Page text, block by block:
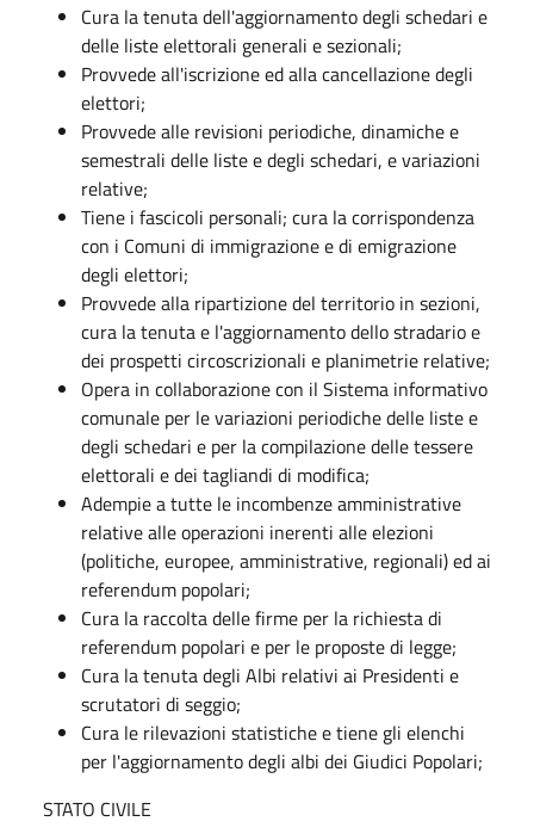
Cura la tenuta dell'aggiornamento degli schedari e
delle liste elettorali generali e sezionali;
Provvede all'iscrizione ed alla cancellazione degli
elettori;
Provvede alle revisioni periodiche, dinamiche e
semestrali delle liste e degli schedari, e variazioni
relative;
Tiene i fascicoli personali; cura la corrispondenza
con i Comuni di immigrazione e di emigrazione
degli elettori;
Provvede alla ripartizione del territorio in sezioni,
cura la tenuta e l'aggiornamento dello stradario e
dei prospetti circoscrizionali e planimetrie relative;
Opera in collaborazione con il Sistema informativo
comunale per le variazioni periodiche delle liste e
degli schedari e per la compilazione delle tessere
elettorali e dei tagliandi di modifica;
Adempie a tutte le incombenze amministrative
relative alle operazioni inerenti alle elezioni
(politiche, europee, amministrative, regionali) ed ai
referendum popolari;
Cura la raccolta delle firme per la richiesta di
referendum popolari e per le proposte di legge;
Cura la tenuta degli Albi relativi ai Presidenti e
scrutatori di seggio;
Cura le rilevazioni statistiche e tiene gli elenchi
per l'aggiornamento degli albi dei Giudici Popolari;
STATO CIVILE